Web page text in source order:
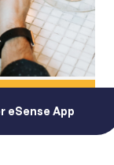
eSense App